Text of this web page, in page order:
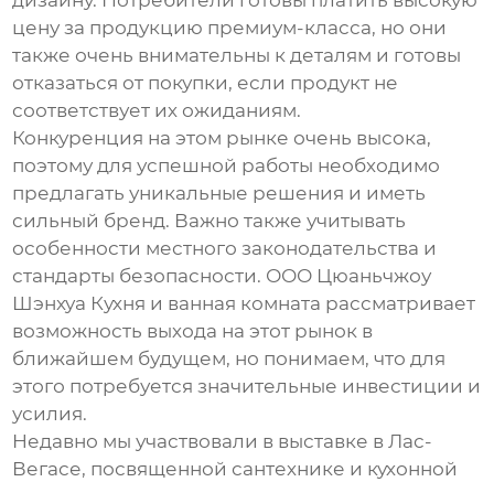
цену за продукцию премиум-класса, но они
также очень внимательны к деталям и готовы
отказаться от покупки, если продукт не
соответствует их ожиданиям.
Конкуренция на этом рынке очень высока,
поэтому для успешной работы необходимо
предлагать уникальные решения и иметь
сильный бренд. Важно также учитывать
особенности местного законодательства и
стандарты безопасности. ООО Цюаньчжоу
Шэнхуа Кухня и ванная комната рассматривает
возможность выхода на этот рынок в
ближайшем будущем, но понимаем, что для
этого потребуется значительные инвестиции и
усилия.
Недавно мы участвовали в выставке в Лас-
Вегасе, посвященной сантехнике и кухонной